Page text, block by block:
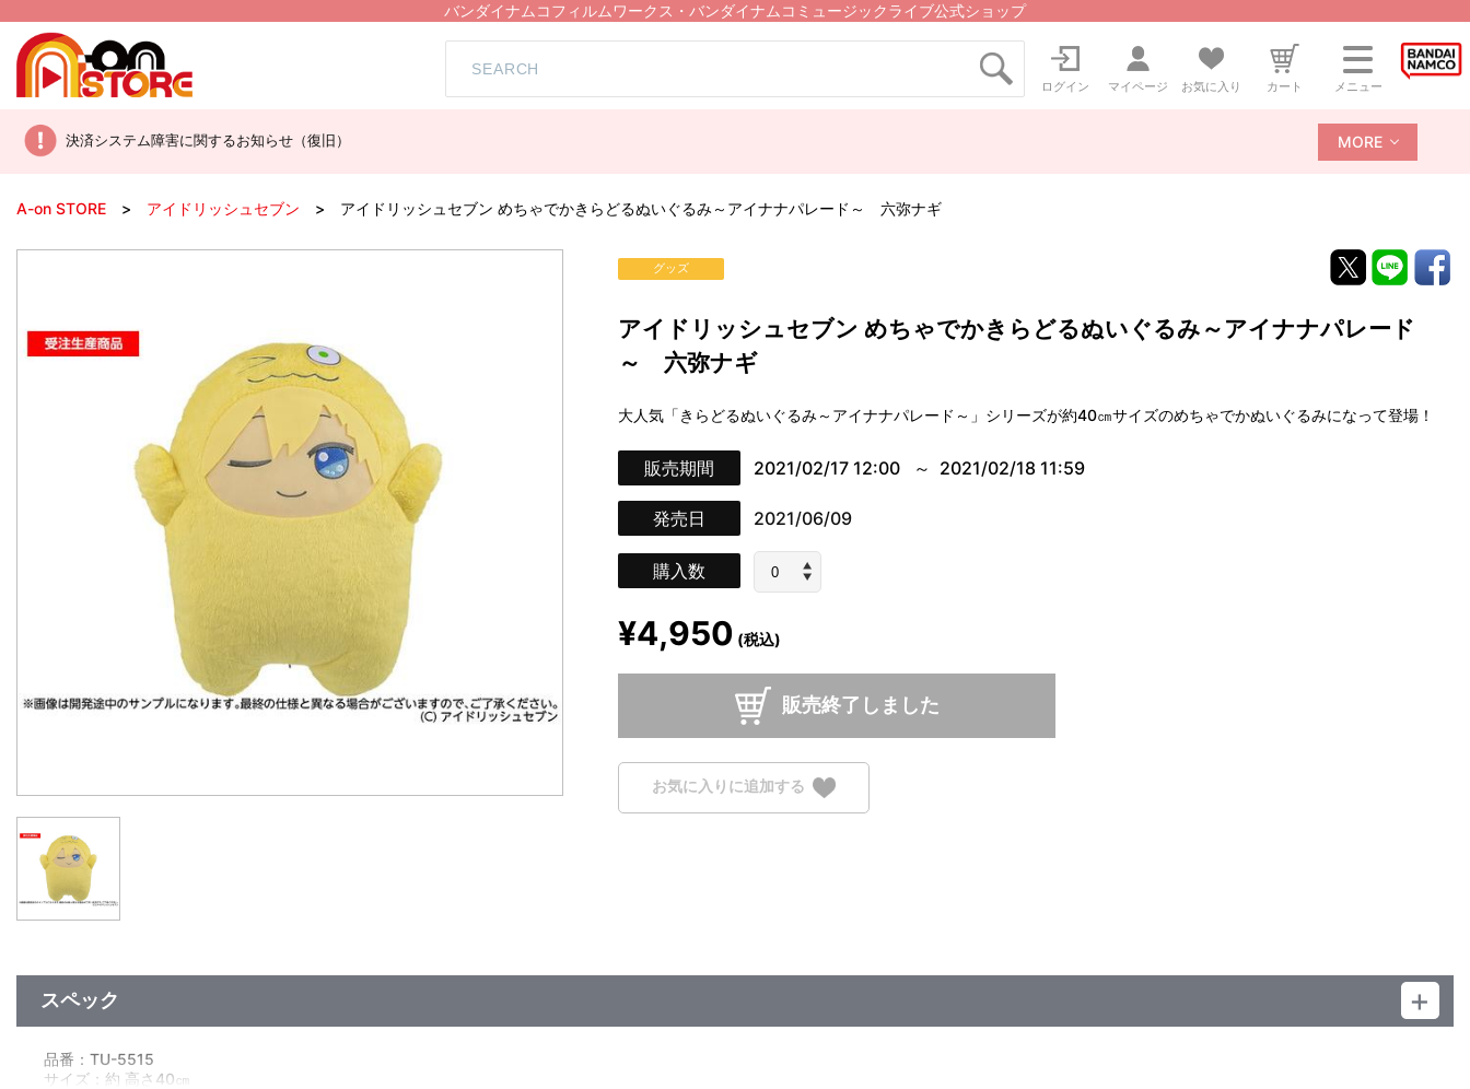
バンダイナムコフィルムワークス・バンダイナムコミュージックライブ公式ショップ
ログイン マイページ お気に入り カート メニュー
決済システム障害に関するお知らせ（復旧） MORE
A-on STORE アイドリッシュセブン アイドリッシュセブン めちゃでかきらどるぬいぐるみ～アイナナパレード～ 六弥ナギ
グッズ
アイドリッシュセブン めちゃでかきらどるぬいぐるみ～アイナナパレード
～ 六弥ナギ
大人気「きらどるぬいぐるみ～アイナナパレード～」シリーズが約40㎝サイズのめちゃでかぬいぐるみになって登場！
販売期間 2021/02/17 12:00 2021/02/18 11:59
発売日 2021/06/09
購入数
¥4,950 (税込)
販売終了しました
お気に入りに追加する
スペック
品番：TU-5515
サイズ：約 高さ40㎝